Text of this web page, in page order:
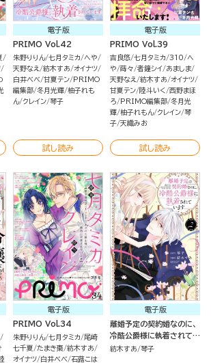
電子版
PRIMO Vol.42
朱野りりん 七月タミカ へや
天野なえ
紡木すあ オイナツ
白井べべ 甘夏テン
PRIMO
編集部 冬月光輝 柚子れも
ん クレイン 琴子
試し読み
電子版
PRIMO Vol.39
吉良悠 七月タミカ 310 へ
や 蒔々 者鐘シイ あましま
天野なえ
紡木すあ オイナツ
甘夏テン 陸斗いく 西野まほ
ろ
PRIMO編集部 冬月光
輝 柚子れもん クレイン 琴
子 天織みお
試し読み
電子版
PRIMO Vol.34
朱野りりん 七月タミカ
尾崎
七千夏 たまき棗 紡木すあ
オイナツ 白井べべ 石蕗こは
電子版
離婚予定の契約婚なのに、
冷酷公爵様に執着されてい
ます （2） 【かきおろし小説
紡木すあ 琴子